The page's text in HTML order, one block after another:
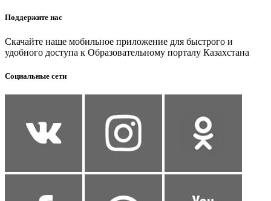
Поддержите нас
Скачайте наше мобильное приложение для быстрого и
удобного доступа к Образовательному порталу Казахстана
Социальные сети